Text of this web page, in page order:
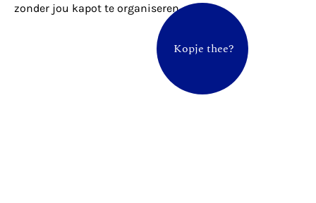
zonder jou kapot te organiseren.
Kopje thee?